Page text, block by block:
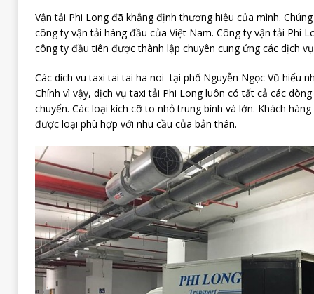
Vận tải Phi Long đã khẳng định thương hiệu của mình.
công ty vận tải hàng đầu của Việt Nam. Công ty vận tải Phi
công ty đầu tiên được thành lập chuyên cung ứng các dịch
Các dich vu taxi tai tai ha noi tại phố Nguyễn Ngọc Vũ hiểu
Chính vì vậy, dịch vụ taxi tải Phi Long luôn có tất cả các
chuyển. Các loại kích cỡ to nhỏ trung bình và lớn. Khách
được loại phù hợp với nhu cầu của bản thân.